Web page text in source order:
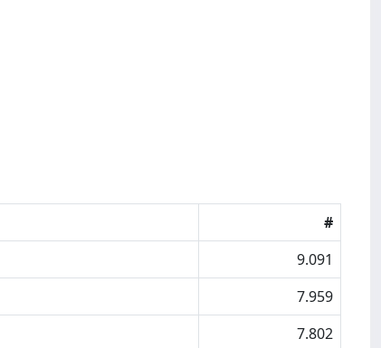
#
9.091
7.959
7.802